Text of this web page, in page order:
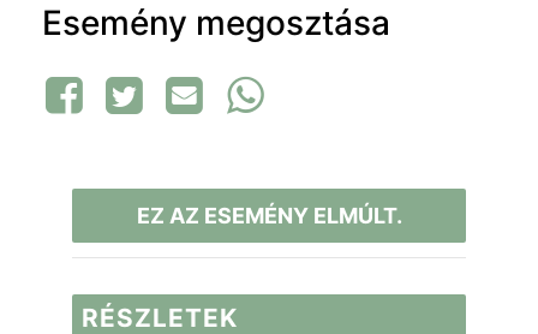
Esemény megosztása
EZ AZ ESEMÉNY ELMÚLT.
RÉSZLETEK